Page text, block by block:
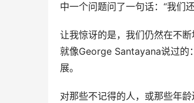
中一个问题问了一句话：“我们
让我惊讶的是，我们仍然在不
就像George Santayana说过的
展。
对那些不记得的人，或那些年